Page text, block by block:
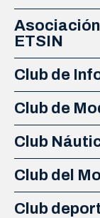
ETSIN
Club de
Club de
Club
Club del
Club